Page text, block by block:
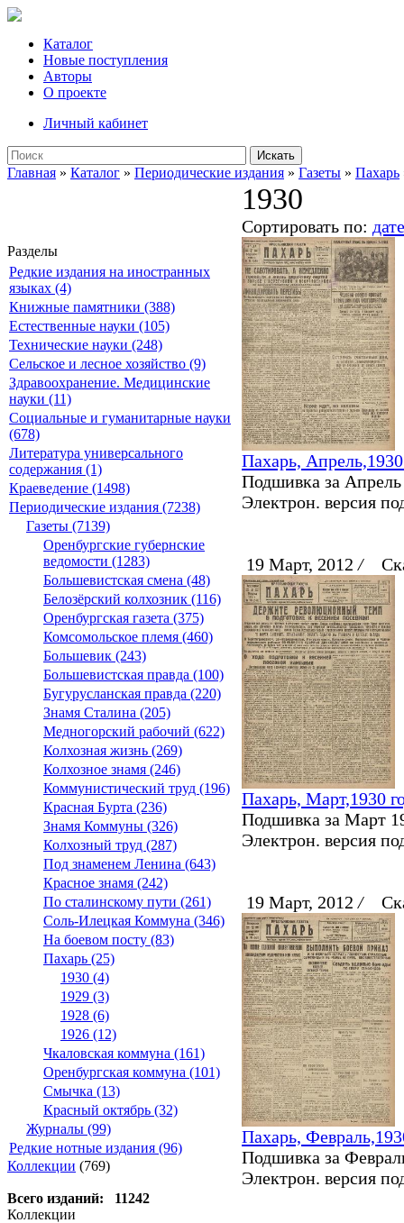
Каталог
Новые поступления
Авторы
О проекте
Личный кабинет
Искать
Главная » Каталог » Периодические издания » Газеты » Пахарь
Разделы
Редкие издания на иностранных
языках (4)
Книжные памятники (388)
Естественные науки (105)
Технические науки (248)
Сельское и лесное хозяйство (9)
Здравоохранение. Медицинские
науки (11)
Социальные и гуманитарные науки
(678)
Литература универсального
содержания (1)
Краеведение (1498)
Периодические издания (7238)
Газеты (7139)
Оренбургские губернские
ведомости (1283)
Большевистская смена (48)
Белозёрский колхозник (116)
Оренбургская газета (375)
Комсомольское племя (460)
Большевик (243)
Большевистская правда (100)
Бугурусланская правда (220)
Знамя Сталина (205)
Медногорский рабочий (622)
Колхозная жизнь (269)
Колхозное знамя (246)
Коммунистический труд (196)
Красная Бурта (236)
Знамя Коммуны (326)
Колхозный труд (287)
Под знаменем Ленина (643)
Красное знамя (242)
По сталинскому пути (261)
Соль-Илецкая Коммуна (346)
На боевом посту (83)
Пахарь (25)
1930 (4)
1929 (3)
1928 (6)
1926 (12)
Чкаловская коммуна (161)
Оренбургская коммуна (101)
Смычка (13)
Красный октябрь (32)
Журналы (99)
Редкие нотные издания (96)
Коллекции (769)
Всего изданий: 11242
Коллекции
1930
Сортировать по: дате
Пахарь, Апрель,1930
Подшивка за
Электрон. версия
19 Март, 2012/
Пахарь, Март,1930
Подшивка за Март
Электрон. версия
19 Март, 2012/
Пахарь,
Подшивка за
Электрон. версия